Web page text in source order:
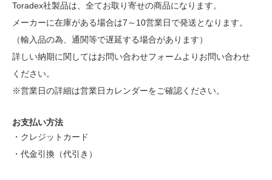
Toradex社製品は、全てお取り寄せの商品になります。
メーカーに在庫がある場合は7～10営業日で発送となります。
（輸入品の為、通関等で遅延する場合があります）
詳しい納期に関してはお問い合わせフォームよりお問い合わせ
ください。
※営業日の詳細は営業日カレンダーをご確認ください。
お支払い方法
・クレジットカード
・代金引換（代引き）